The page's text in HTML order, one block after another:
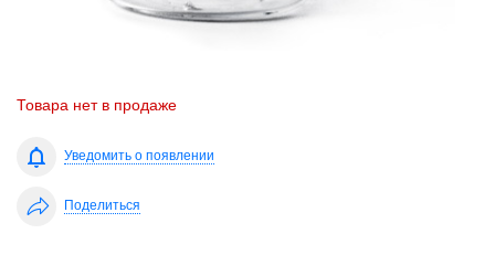
Товара нет в продаже
Уведомить о появлении
Поделиться